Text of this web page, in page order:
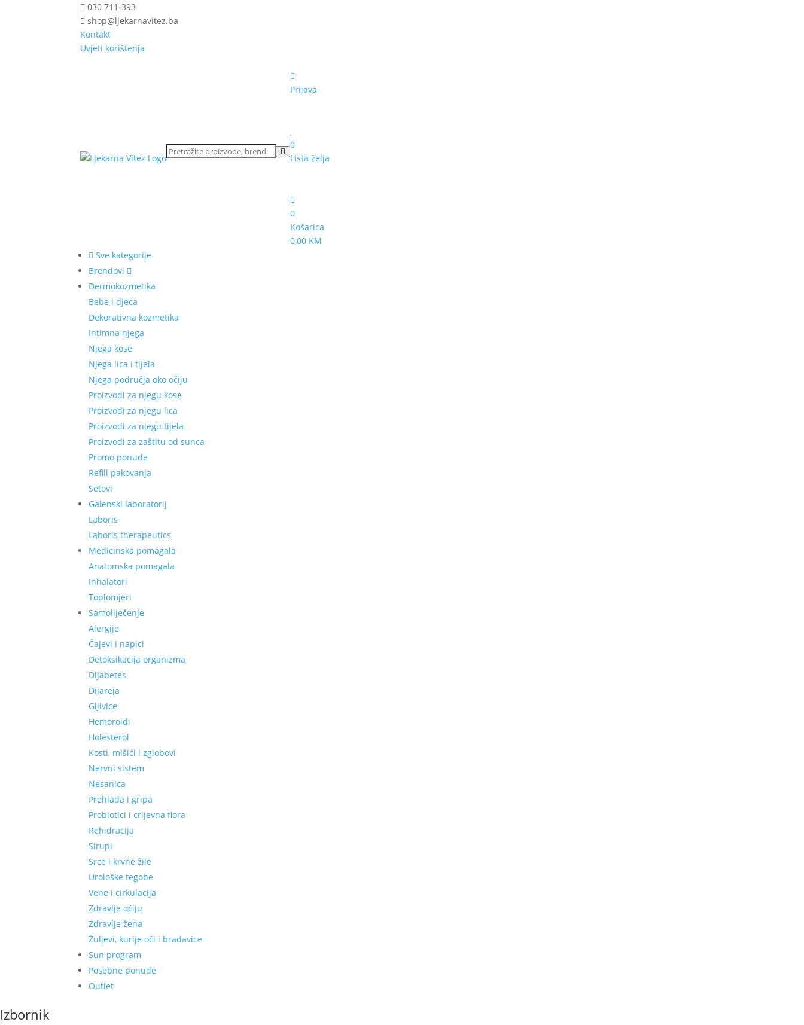
030 711-393
shop@ljekarnavitez.ba
Kontakt
Uvjeti korištenja
Prijava
0
Lista želja
0
Košarica
0,00 KM
Sve kategorije
Brendovi
Dermokozmetika
Bebe i djeca
Dekorativna kozmetika
Intimna njega
Njega kose
Njega lica i tijela
Njega područja oko očiju
Proizvodi za njegu kose
Proizvodi za njegu lica
Proizvodi za njegu tijela
Proizvodi za zaštitu od sunca
Promo ponude
Refill pakovanja
Setovi
Galenski laboratorij
Laboris
Laboris therapeutics
Medicinska pomagala
Anatomska pomagala
Inhalatori
Toplomjeri
Samoliječenje
Alergije
Čajevi i napici
Detoksikacija organizma
Dijabetes
Dijareja
Gljivice
Hemoroidi
Holesterol
Kosti, mišići i zglobovi
Nervni sistem
Nesanica
Prehlada i gripa
Probiotici i crijevna flora
Rehidracija
Sirupi
Srce i krvne žile
Urološke tegobe
Vene i cirkulacija
Zdravlje očiju
Zdravlje žena
Žuljevi, kurije oči i bradavice
Sun program
Posebne ponude
Outlet
Izbornik